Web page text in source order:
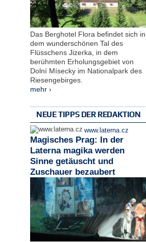
Das Berghotel Flora befindet sich in
dem wunderschönen Tal des
Flüsschens Jizerka, in dem
berühmten Erholungsgebiet von
Dolní Mísecky im Nationalpark des
Riesengebirges.
mehr ›
NEUE TIPPS DER REDAKTION
www.laterna.cz
Magisches Prag: In der
Laterna magika werden
Sinne getäuscht und
Zuschauer bezaubert